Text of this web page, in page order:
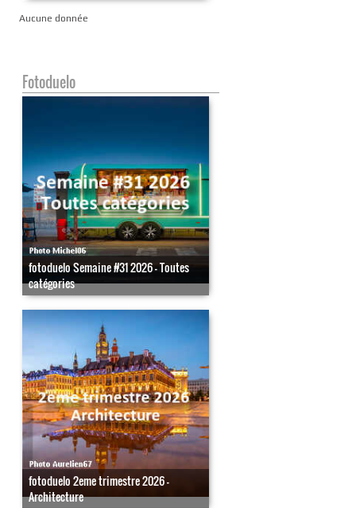
Aucune donnée
Fotoduelo
fotoduelo Semaine #31 2026 - Toutes
catégories
fotoduelo 2eme trimestre 2026 -
Architecture